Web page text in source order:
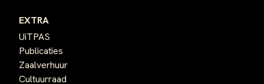
EXTRA
UiTPAS
Publicaties
Zaalverhuur
Cultuurraad